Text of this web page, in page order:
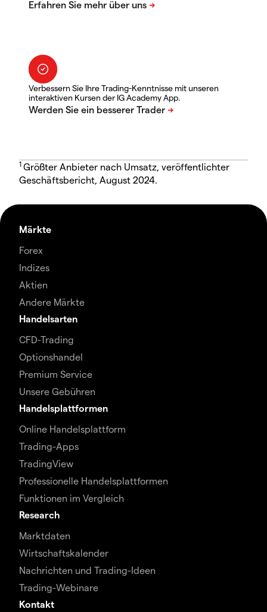
Verbessern Sie Ihre Trading-Kenntnisse mit unseren
interaktiven Kursen der IG Academy App.
1 Größter Anbieter nach Umsatz, veröffentlichter
Geschäftsbericht, August 2024.
Märkte
Forex
Indizes
Aktien
Andere Märkte
Handelsarten
CFD-Trading
Optionshandel
Premium Service
Unsere Gebühren
Handelsplattformen
Online Handelsplattform
Trading-Apps
TradingView
Professionelle Handelsplattformen
Funktionen im Vergleich
Research
Marktdaten
Wirtschaftskalender
Nachrichten und Trading-Ideen
Trading-Webinare
Kontakt